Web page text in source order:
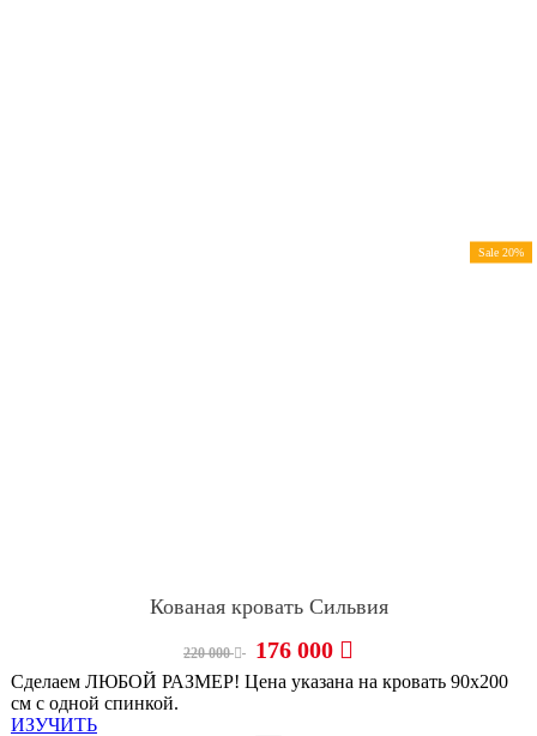
Sale 20%
Кованая кровать Сильвия
220 000 176 000
Сделаем ЛЮБОЙ РАЗМЕР! Цена указана на кровать 90х200
см с одной спинкой.
ИЗУЧИТЬ